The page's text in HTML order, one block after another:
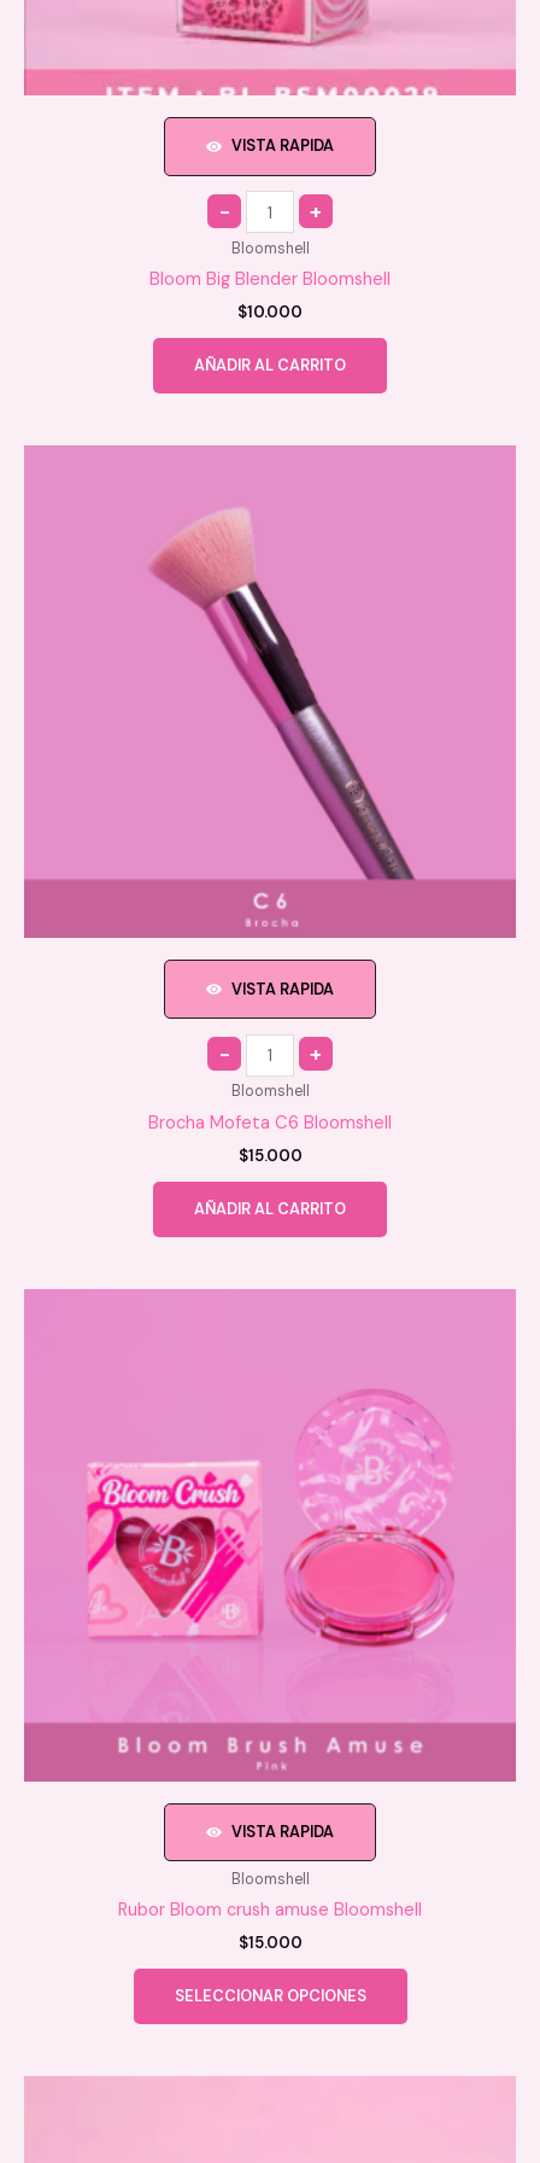
VISTA RAPIDA
Quantity
Bloomshell
Bloom Big Blender Bloomshell
$10.000
AÑADIR AL CARRITO
VISTA RAPIDA
Quantity
Bloomshell
Brocha Mofeta C6 Bloomshell
$15.000
AÑADIR AL CARRITO
VISTA RAPIDA
Bloomshell
Rubor Bloom crush amuse Bloomshell
$15.000
SELECCIONAR OPCIONES
Este
tiene